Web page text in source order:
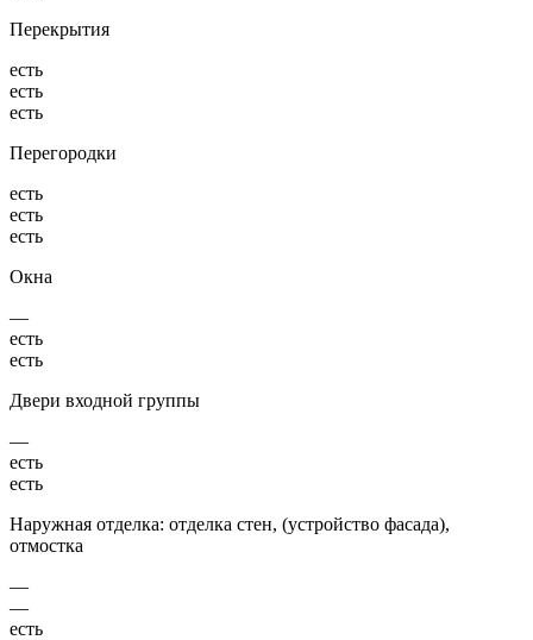
Перекрытия
есть
есть
есть
Перегородки
есть
есть
есть
Окна
—
есть
есть
Двери входной группы
—
есть
есть
Наружная отделка: отделка стен, (устройство фасада),
отмостка
—
—
есть